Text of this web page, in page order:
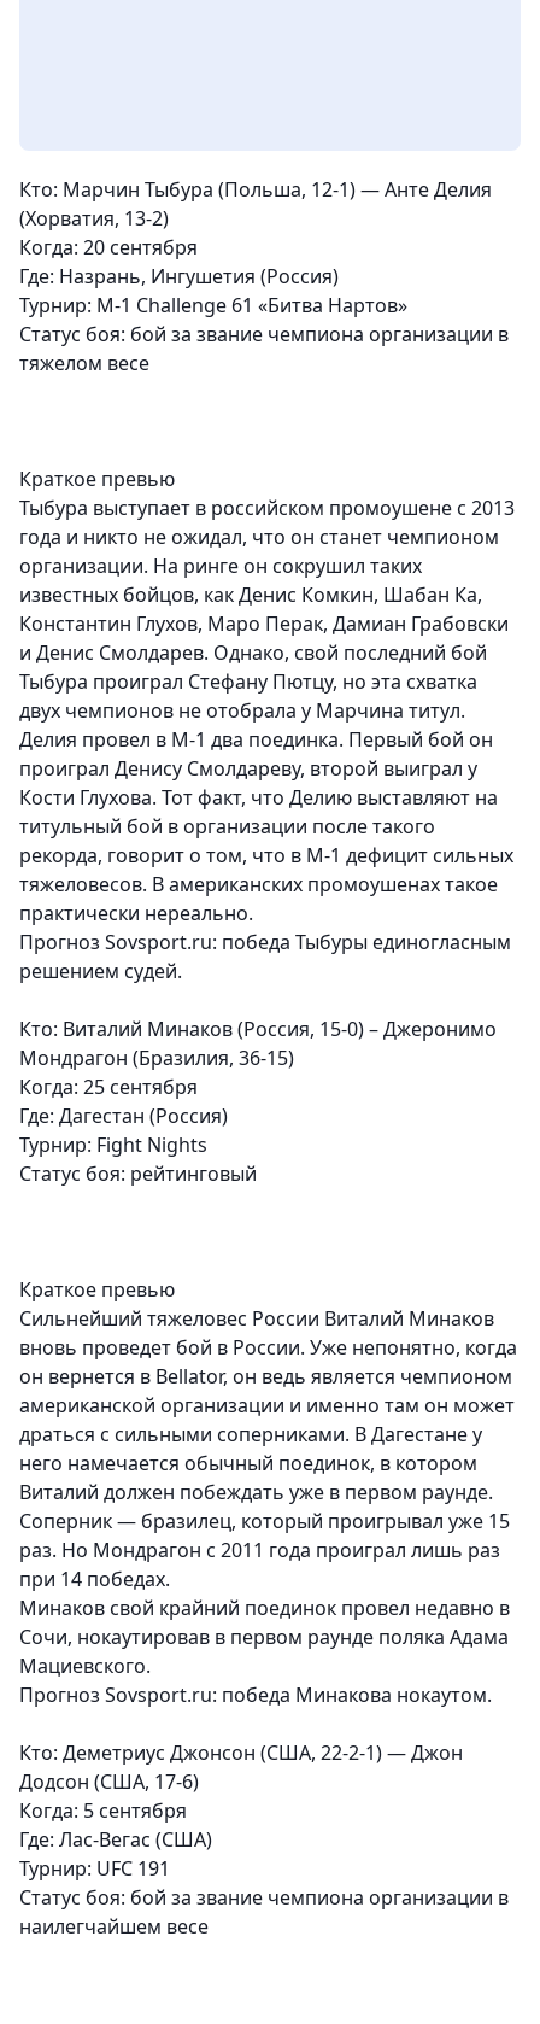
Кто: Марчин Тыбура (Польша, 12-1) — Анте Делия
(Хорватия, 13-2)
Когда: 20 сентября
Где: Назрань, Ингушетия (Россия)
Турнир: M-1 Challenge 61 «Битва Нартов»
Статус боя: бой за звание чемпиона организации в
тяжелом весе
Краткое превью
Тыбура выступает в российском промоушене с 2013
года и никто не ожидал, что он станет чемпионом
организации. На ринге он сокрушил таких
известных бойцов, как Денис Комкин, Шабан Ка,
Константин Глухов, Маро Перак, Дамиан Грабовски
и Денис Смолдарев. Однако, свой последний бой
Тыбура проиграл Стефану Пютцу, но эта схватка
двух чемпионов не отобрала у Марчина титул.
Делия провел в М-1 два поединка. Первый бой он
проиграл Денису Смолдареву, второй выиграл у
Кости Глухова. Тот факт, что Делию выставляют на
титульный бой в организации после такого
рекорда, говорит о том, что в М-1 дефицит сильных
тяжеловесов. В американских промоушенах такое
практически нереально.
Прогноз Sovsport.ru: победа Тыбуры единогласным
решением судей.
Кто: Виталий Минаков (Россия, 15-0) – Джеронимо
Мондрагон (Бразилия, 36-15)
Когда: 25 сентября
Где: Дагестан (Россия)
Турнир: Fight Nights
Статус боя: рейтинговый
Краткое превью
Сильнейший тяжеловес России Виталий Минаков
вновь проведет бой в России. Уже непонятно, когда
он вернется в Bellator, он ведь является чемпионом
американской организации и именно там он может
драться с сильными соперниками. В Дагестане у
него намечается обычный поединок, в котором
Виталий должен побеждать уже в первом раунде.
Соперник — бразилец, который проигрывал уже 15
раз. Но Мондрагон с 2011 года проиграл лишь раз
при 14 победах.
Минаков свой крайний поединок провел недавно в
Сочи, нокаутировав в первом раунде поляка Адама
Мациевского.
Прогноз Sovsport.ru: победа Минакова нокаутом.
Кто: Деметриус Джонсон (США, 22-2-1) — Джон
Додсон (США, 17-6)
Когда: 5 сентября
Где: Лас-Вегас (США)
Турнир: UFC 191
Статус боя: бой за звание чемпиона организации в
наилегчайшем весе